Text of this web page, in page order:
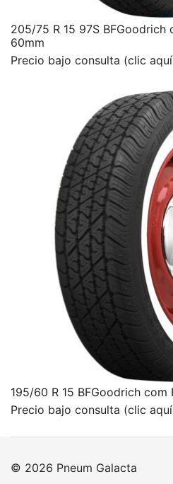
205/75 R 15 97S BFGoodrich
60mm
Precio bajo consulta (clic
195/60 R 15 BFGoodrich com
Precio bajo consulta (clic
© 2026 Pneum Galacta